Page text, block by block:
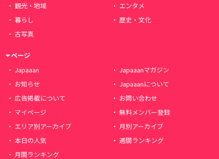
観光・地域
エンタメ
暮らし
歴史・文化
古写真
ページ
Japaaan
Japaaanマガジン
お知らせ
Japaaanについて
広告掲載について
お問い合わせ
マイページ
無料メンバー登録
エリア別アーカイブ
月別アーカイブ
本日の人気
週間ランキング
月間ランキング